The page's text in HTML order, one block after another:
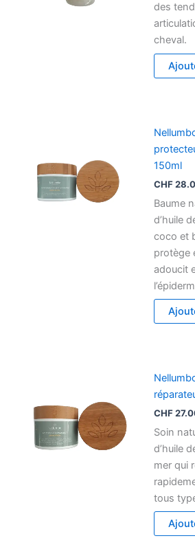
des
cheval.
150ml
CHF
Baume
d’huile
coco et
protège
adoucit
CHF
Soin
d’huile
mer qui
tous